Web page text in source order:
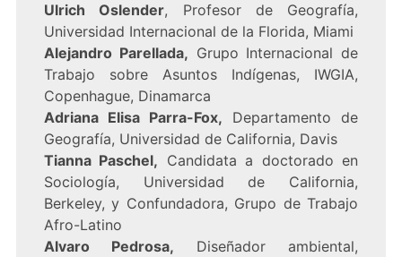
Ulrich Oslender, Profesor de Geografía,
Universidad Internacional de la Florida, Miami
Alejandro Parellada, Grupo Internacional de
Trabajo sobre Asuntos Indígenas, IWGIA,
Copenhague, Dinamarca
Adriana Elisa Parra-Fox, Departamento de
Geografía, Universidad de California, Davis
Tianna Paschel, Candidata a doctorado en
Sociología, Universidad de California,
Berkeley, y Confundadora, Grupo de Trabajo
Afro-Latino
Alvaro Pedrosa, Diseñador ambiental,